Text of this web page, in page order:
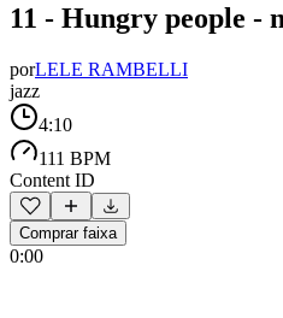
11 - Hungry people -
porLELE RAMBELLI
jazz
4:10
111 BPM
Content ID
Comprar faixa
0:00